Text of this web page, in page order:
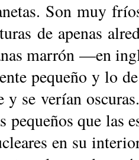
Son muy
de apenas
marrón —en
pequeño y lo
se verían
pequeños que las
en su